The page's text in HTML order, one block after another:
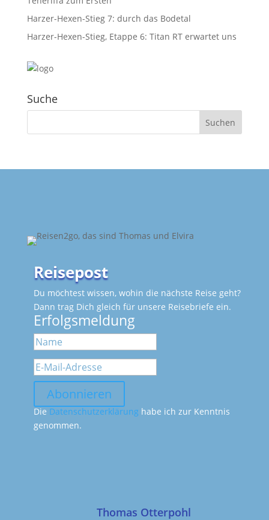
Harzer-Hexen-Stieg 7: durch das Bodetal
Harzer-Hexen-Stieg, Etappe 6: Titan RT erwartet uns
Suche
Reisepost
Du möchtest wissen, wohin die nächste Reise geht?
Dann trag Dich gleich für unsere Reisebriefe ein.
Erfolgsmeldung
Abonnieren
Die Datenschutzerklärung habe ich zur Kenntnis
genommen.
Thomas Otterpohl